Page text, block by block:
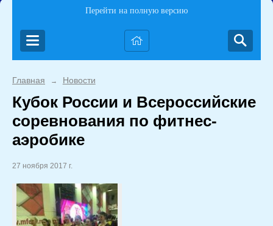
Перейти на полную версию
Главная → Новости
Кубок России и Всероссийские
соревнования по фитнес-
аэробике
27 ноября 2017 г.